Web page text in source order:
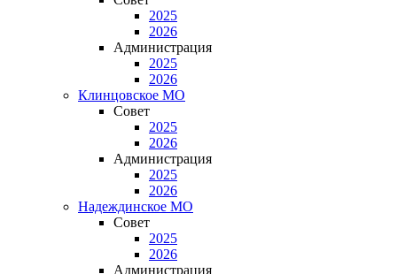
2025
2026
Администрация
2025
2026
Клинцовское МО
Совет
2025
2026
Администрация
2025
2026
Надеждинское МО
Совет
2025
2026
Администрация